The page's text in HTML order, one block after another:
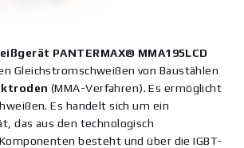
PANTERMAX® MMA195LCD
Gleichstromschweißen von Baustählen
(MMA-Verfahren). Es ermöglicht
Es handelt sich um ein
das aus den technologisch
besteht und über die IGBT-